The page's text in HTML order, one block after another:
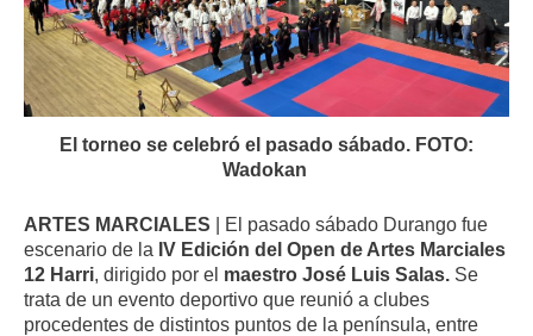
El torneo se celebró el pasado sábado. FOTO:
Wadokan
ARTES MARCIALES | El pasado sábado Durango fue
escenario de la IV Edición del Open de Artes Marciales
12 Harri , dirigido por el maestro José Luis Salas. Se
trata de un evento deportivo que reunió a clubes
procedentes de distintos puntos de la península, entre